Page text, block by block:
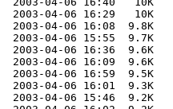
2003-04-06 16:29   10K
2003-04-06 16:08  9.8K
2003-04-06 15:55  9.7K
2003-04-06 16:36  9.6K
2003-04-06 16:09  9.6K
2003-04-06 16:59  9.5K
2003-04-06 16:01  9.3K
2003-04-06 15:46  9.2K